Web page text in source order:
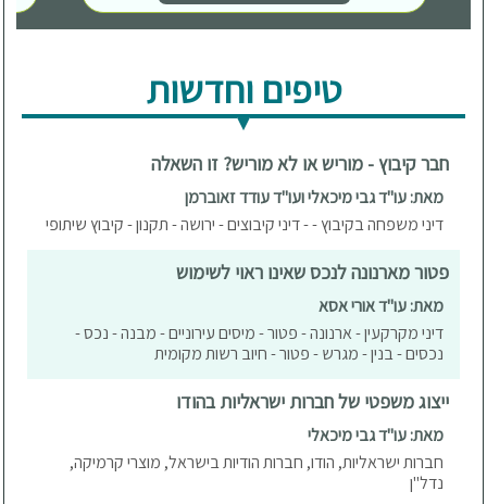
טיפים וחדשות
חבר קיבוץ - מוריש או לא מוריש? זו השאלה
מאת: עו"ד גבי מיכאלי ועו"ד עודד זאוברמן
דיני משפחה בקיבוץ - - דיני קיבוצים - ירושה - תקנון - קיבוץ שיתופי
פטור מארנונה לנכס שאינו ראוי לשימוש
מאת: עו"ד אורי אסא
דיני מקרקעין - ארנונה - פטור - מיסים עירוניים - מבנה - נכס -
נכסים - בנין - מגרש - פטור - חיוב רשות מקומית
ייצוג משפטי של חברות ישראליות בהודו
מאת: עו"ד גבי מיכאלי
חברות ישראליות, הודו, חברות הודיות בישראל, מוצרי קרמיקה,
נדל"ן